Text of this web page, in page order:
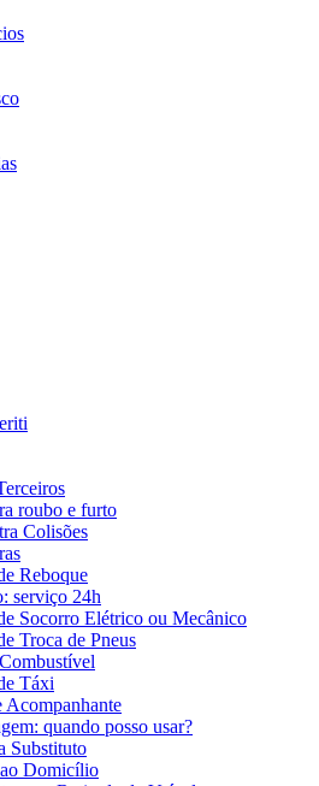
roubo e furto
Colisões
Reboque
serviço 24h
Socorro Elétrico ou Mecânico
Troca de Pneus
Táxi
Acompanhante
quando posso usar?
Substituto
Domicílio